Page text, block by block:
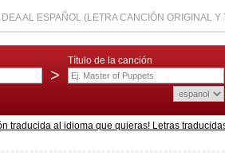
AL ESPAÑOL (LETRA CANCIÓN ORIGINAL
>
Título de la canción
traducida al idioma que quieras! Letras